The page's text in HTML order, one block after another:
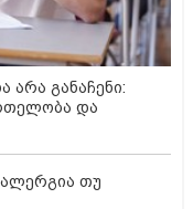
განაჩენი:
და
ალერგია თუ